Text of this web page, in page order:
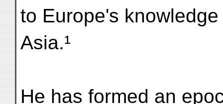
to Europe's
Asia.¹
He has formed an